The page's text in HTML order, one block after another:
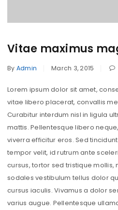
Vitae maximus
By Admin March 3, 2015
Lorem ipsum dolor sit amet,
vitae libero placerat, convallis
Curabitur interdum nisl in ligula
mattis. Pellentesque libero
viverra efficitur eros. Sed
tempor velit, id rutrum ante
cursus, tortor sed tristique mollis,
sodales vestibulum tellus dolor
cursus iaculis. Vivamus a dolor
varius augue. Pellentesque